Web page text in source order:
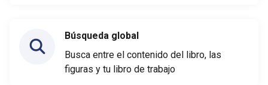
Búsqueda global
Busca entre el contenido del libro, las
figuras y tu libro de trabajo